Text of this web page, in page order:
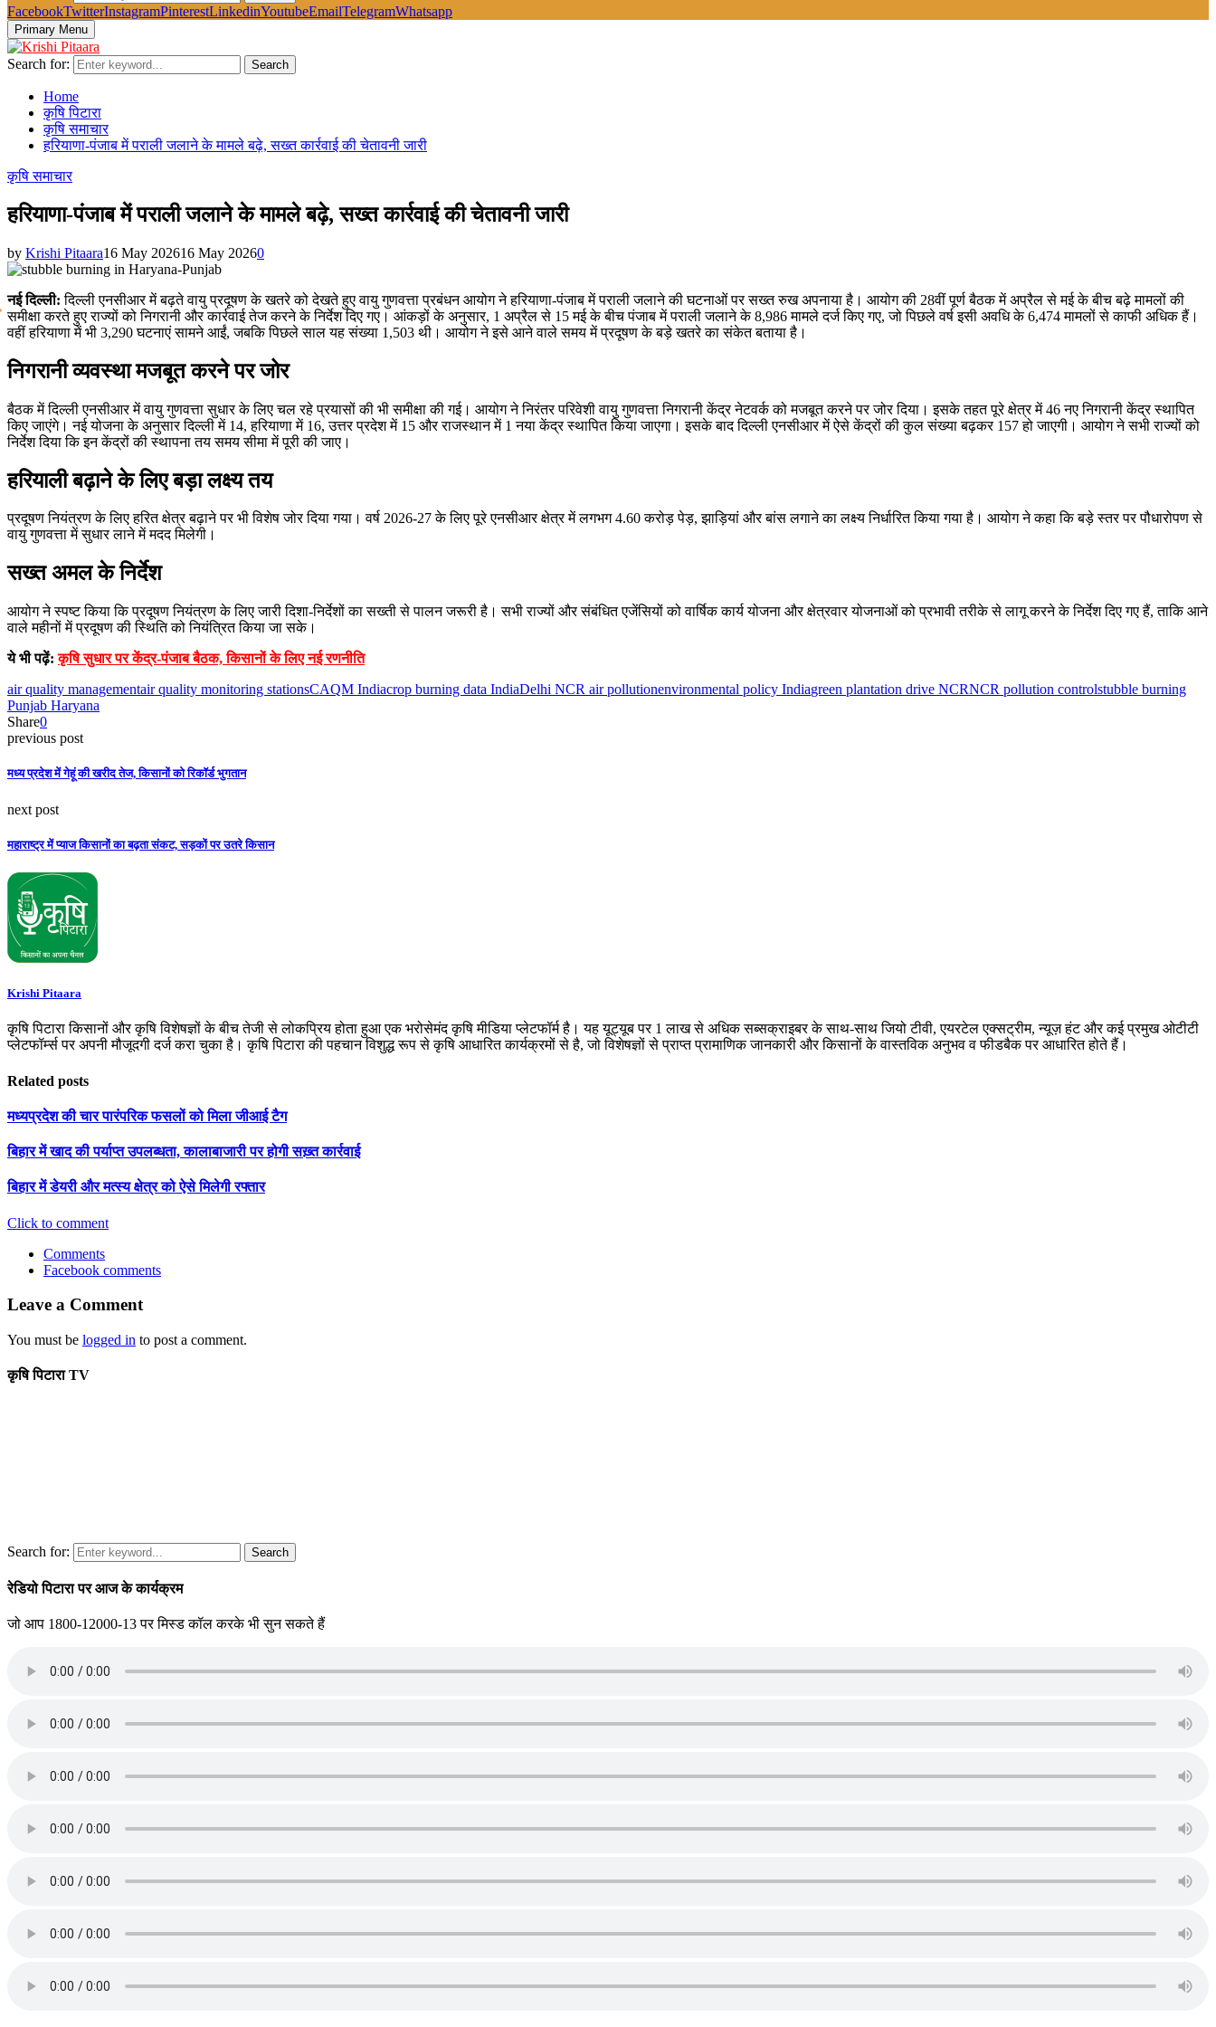
FacebookTwitterInstagramPinterestLinkedinYoutubeEmailTelegramWhatsapp
Primary Menu
Search for: Search
Home
कृषि पिटारा
कृषि समाचार
हरियाणा-पंजाब में पराली जलाने के मामले बढ़े, सख्त कार्रवाई की चेतावनी जारी
कृषि समाचार
हरियाणा-पंजाब में पराली जलाने के मामले बढ़े, सख्त कार्रवाई की चेतावनी जारी
by Krishi Pitaara16 May 202616 May 20260
नई दिल्ली: दिल्ली एनसीआर में बढ़ते वायु प्रदूषण के खतरे को देखते हुए वायु गुणवत्ता प्रबंधन आयोग ने हरियाणा-पंजाब में पराली जलाने की घटनाओं पर सख्त रुख अपनाया है। आयोग की 28वीं पूर्ण बैठक में अप्रैल से मई के बीच बढ़े मामलों की
समीक्षा करते हुए राज्यों को निगरानी और कार्रवाई तेज करने के निर्देश दिए गए। आंकड़ों के अनुसार, 1 अप्रैल से 15 मई के बीच पंजाब में पराली जलाने के 8,986 मामले दर्ज किए गए, जो पिछले वर्ष इसी अवधि के 6,474 मामलों से काफी अधिक हैं।
वहीं हरियाणा में भी 3,290 घटनाएं सामने आईं, जबकि पिछले साल यह संख्या 1,503 थी। आयोग ने इसे आने वाले समय में प्रदूषण के बड़े खतरे का संकेत बताया है।
निगरानी व्यवस्था मजबूत करने पर जोर
बैठक में दिल्ली एनसीआर में वायु गुणवत्ता सुधार के लिए चल रहे प्रयासों की भी समीक्षा की गई। आयोग ने निरंतर परिवेशी वायु गुणवत्ता निगरानी केंद्र नेटवर्क को मजबूत करने पर जोर दिया। इसके तहत पूरे क्षेत्र में 46 नए निगरानी केंद्र स्थापित
किए जाएंगे। नई योजना के अनुसार दिल्ली में 14, हरियाणा में 16, उत्तर प्रदेश में 15 और राजस्थान में 1 नया केंद्र स्थापित किया जाएगा। इसके बाद दिल्ली एनसीआर में ऐसे केंद्रों की कुल संख्या बढ़कर 157 हो जाएगी। आयोग ने सभी राज्यों को
निर्देश दिया कि इन केंद्रों की स्थापना तय समय सीमा में पूरी की जाए।
हरियाली बढ़ाने के लिए बड़ा लक्ष्य तय
प्रदूषण नियंत्रण के लिए हरित क्षेत्र बढ़ाने पर भी विशेष जोर दिया गया। वर्ष 2026-27 के लिए पूरे एनसीआर क्षेत्र में लगभग 4.60 करोड़ पेड़, झाड़ियां और बांस लगाने का लक्ष्य निर्धारित किया गया है। आयोग ने कहा कि बड़े स्तर पर पौधारोपण से
वायु गुणवत्ता में सुधार लाने में मदद मिलेगी।
सख्त अमल के निर्देश
आयोग ने स्पष्ट किया कि प्रदूषण नियंत्रण के लिए जारी दिशा-निर्देशों का सख्ती से पालन जरूरी है। सभी राज्यों और संबंधित एजेंसियों को वार्षिक कार्य योजना और क्षेत्रवार योजनाओं को प्रभावी तरीके से लागू करने के निर्देश दिए गए हैं, ताकि आने
वाले महीनों में प्रदूषण की स्थिति को नियंत्रित किया जा सके।
ये भी पढ़ें:कृषि सुधार पर केंद्र-पंजाब बैठक, किसानों के लिए नई रणनीति
air quality managementair quality monitoring stationsCAQM Indiacrop burning data IndiaDelhi NCR air pollutionenvironmental policy Indiagreen plantation drive NCRNCR pollution controlstubble burning
Punjab Haryana
Share0
previous post
मध्य प्रदेश में गेहूं की खरीद तेज, किसानों को रिकॉर्ड भुगतान
next post
महाराष्ट्र में प्याज किसानों का बढ़ता संकट, सड़कों पर उतरे किसान
Krishi Pitaara
कृषि पिटारा किसानों और कृषि विशेषज्ञों के बीच तेजी से लोकप्रिय होता हुआ एक भरोसेमंद कृषि मीडिया प्लेटफॉर्म है। यह यूट्यूब पर 1 लाख से अधिक सब्सक्राइबर के साथ-साथ जियो टीवी, एयरटेल एक्सट्रीम, न्यूज़ हंट और कई प्रमुख ओटीटी
प्लेटफॉर्म्स पर अपनी मौजूदगी दर्ज करा चुका है। कृषि पिटारा की पहचान विशुद्ध रूप से कृषि आधारित कार्यक्रमों से है, जो विशेषज्ञों से प्राप्त प्रामाणिक जानकारी और किसानों के वास्तविक अनुभव व फीडबैक पर आधारित होते हैं।
Related posts
मध्यप्रदेश की चार पारंपरिक फसलों को मिला जीआई टैग
बिहार में खाद की पर्याप्त उपलब्धता, कालाबाजारी पर होगी सख़्त कार्रवाई
बिहार में डेयरी और मत्स्य क्षेत्र को ऐसे मिलेगी रफ्तार
Click to comment
Comments
Facebook comments
Leave a Comment
You must be logged in to post a comment.
कृषि पिटारा TV
Search for: Search
रेडियो पिटारा पर आज के कार्यक्रम
जो आप 1800-12000-13 पर मिस्ड कॉल करके भी सुन सकते हैं